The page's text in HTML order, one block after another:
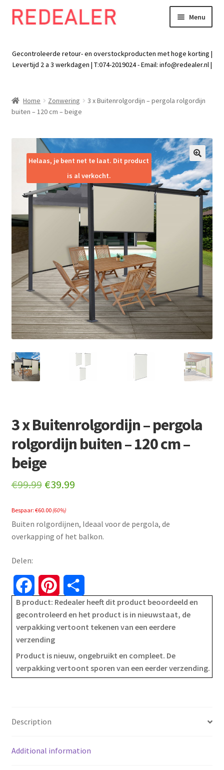
Skip
Skip
Menu
Baby en kind
Kleding
Retourboxen
Gecontroleerde retour- en overstockproducten met hoge korting |
Levertijd 2 a 3 werkdagen | T:074-2019024 - Email: info@redealer.nl|
Home Zonwering
3 x Buitenrolgordijn – pergola rolgordijn
buiten – 120 cm – beige
🔍
Helaas, je bent net te laat. Dit product
is al verkocht.
3 x Buitenrolgordijn – pergola
rolgordijn buiten – 120 cm –
beige
€99.99 Original
was:
€99.99.
€39.99Current
is:
€39.99.
Bespaar: €60.00(60%)
Buiten rolgordijnen, Ideaal voor de pergola, de
overkapping of het balkon.
Delen:
a
c
b
i
n
e
t
h
a
e
B product: Redealer heeft dit product beoordeeld en
gecontroleerd en het product is in nieuwstaat, de
verpakking vertoont tekenen van een eerdere
verzending
Product is nieuw, ongebruikt en compleet. De
verpakking vertoont sporen van een eerder verzending.
Description
Additional information